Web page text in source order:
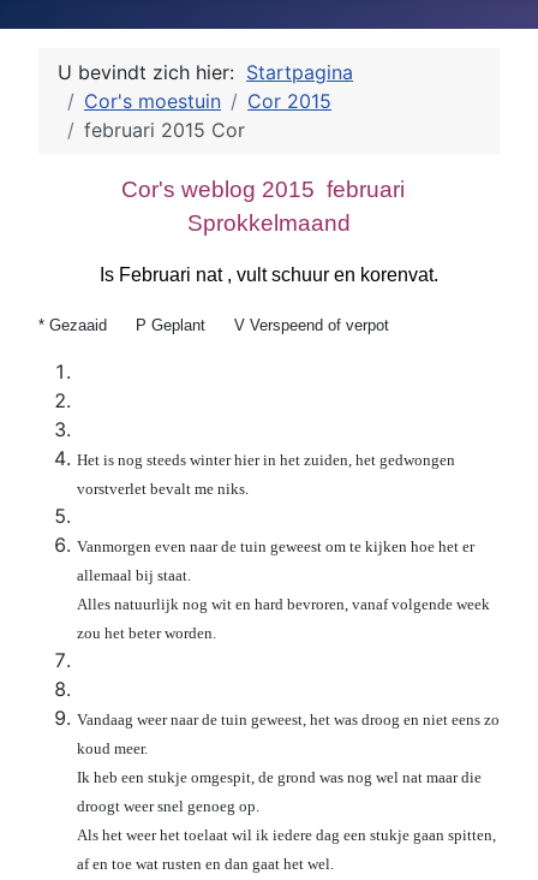
U bevindt zich hier: Startpagina
Cor's moestuin
Cor 2015
februari 2015 Cor
Cor's weblog 2015 februari
Sprokkelmaand
Is Februari nat , vult schuur en korenvat.
* Gezaaid P Geplant V Verspeend of verpot
Het is nog steeds winter hier in het zuiden, het gedwongen
vorstverlet bevalt me niks.
Vanmorgen even naar de tuin geweest om te kijken hoe het er
allemaal bij staat.
Alles natuurlijk nog wit en hard bevroren, vanaf volgende week
zou het beter worden.
Vandaag weer naar de tuin geweest, het was droog en niet eens zo
koud meer.
Ik heb een stukje omgespit, de grond was nog wel nat maar die
droogt weer snel genoeg op.
Als het weer het toelaat wil ik iedere dag een stukje gaan spitten,
af en toe wat rusten en dan gaat het wel.